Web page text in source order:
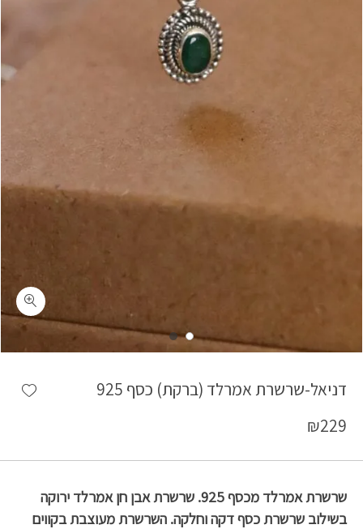
דניאל-שרשרת אמרלד (ברקת) כסף 925
₪229
שרשרת אמרלד מכסף 925. שרשרת אבן חן אמרלד ירוקה
בשילוב שרשרת כסף דקה וחלקה. השרשרת מעוצבת בקווים